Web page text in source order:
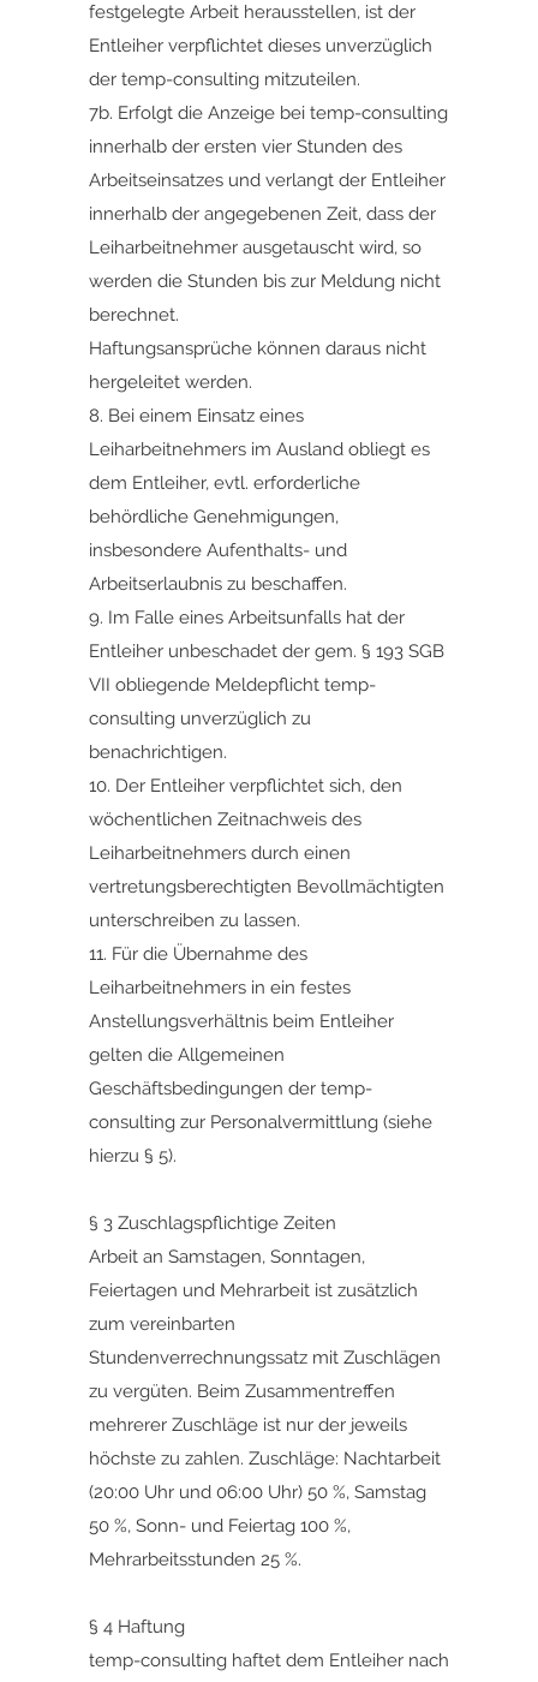
festgelegte Arbeit herausstellen, ist der
Entleiher verpflichtet dieses unverzüglich
der temp-consulting mitzuteilen.
7b. Erfolgt die Anzeige bei temp-consulting
innerhalb der ersten vier Stunden des
Arbeitseinsatzes und verlangt der Entleiher
innerhalb der angegebenen Zeit, dass der
Leiharbeitnehmer ausgetauscht wird, so
werden die Stunden bis zur Meldung nicht
berechnet.
Haftungsansprüche können daraus nicht
hergeleitet werden.
8. Bei einem Einsatz eines
Leiharbeitnehmers im Ausland obliegt es
dem Entleiher, evtl. erforderliche
behördliche Genehmigungen,
insbesondere Aufenthalts- und
Arbeitserlaubnis zu beschaffen.
9. Im Falle eines Arbeitsunfalls hat der
Entleiher unbeschadet der gem. § 193 SGB
VII obliegende Meldepflicht temp-
consulting unverzüglich zu
benachrichtigen.
10. Der Entleiher verpflichtet sich, den
wöchentlichen Zeitnachweis des
Leiharbeitnehmers durch einen
vertretungsberechtigten Bevollmächtigten
unterschreiben zu lassen.
11. Für die Übernahme des
Leiharbeitnehmers in ein festes
Anstellungsverhältnis beim Entleiher
gelten die Allgemeinen
Geschäftsbedingungen der temp-
consulting zur Personalvermittlung (siehe
hierzu § 5).
§ 3 Zuschlagspflichtige Zeiten
Arbeit an Samstagen, Sonntagen,
Feiertagen und Mehrarbeit ist zusätzlich
zum vereinbarten
Stundenverrechnungssatz mit Zuschlägen
zu vergüten. Beim Zusammentreffen
mehrerer Zuschläge ist nur der jeweils
höchste zu zahlen. Zuschläge: Nachtarbeit
(20:00 Uhr und 06:00 Uhr) 50 %, Samstag
50 %, Sonn- und Feiertag 100 %,
Mehrarbeitsstunden 25 %.
§ 4 Haftung
temp-consulting haftet dem Entleiher nach